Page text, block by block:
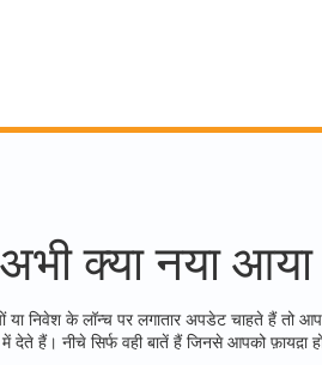
क्या नया
या निवेश के लॉन्च पर लगातार अपडेट चाहते हैं
देते हैं। नीचे सिर्फ वही बातें हैं जिनसे आपको